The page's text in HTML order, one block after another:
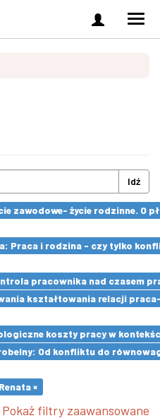
Zaloguj
się
Idź
zawodowe- życie rodzinne.
Praca i rodzina - czy tylko
pracownika nad czasem
kształtowania relacji
koszty pracy w
Od konfliktu do
×
Pokaż filtry zaawansowane